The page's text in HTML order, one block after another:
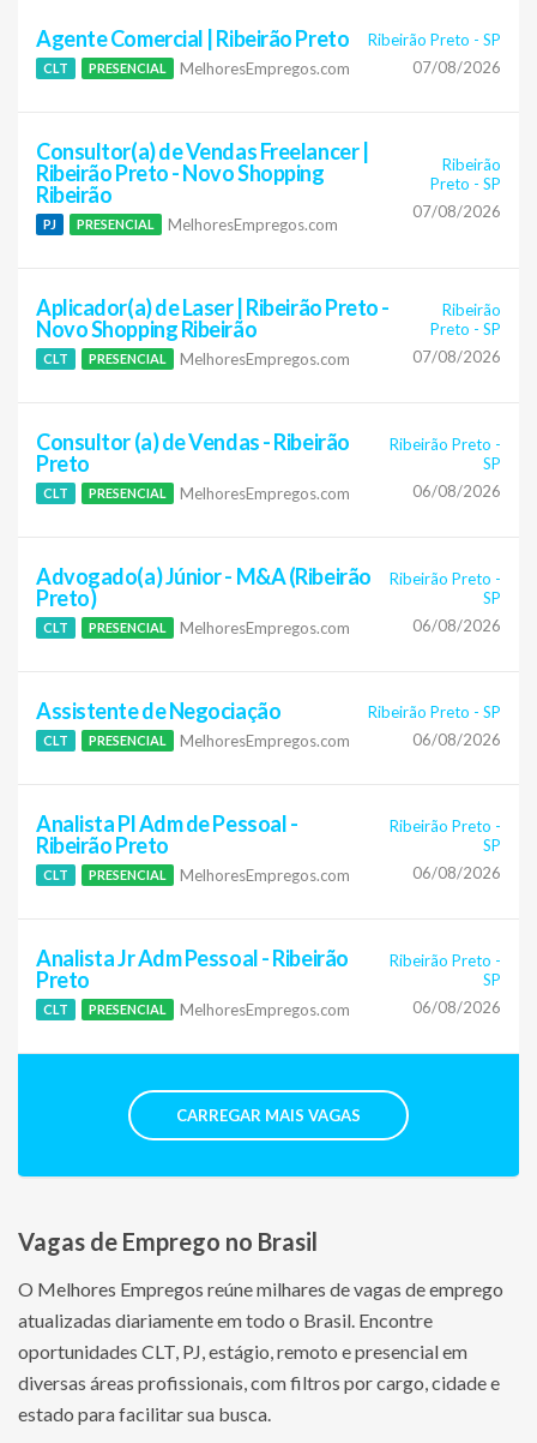
Agente Comercial | Ribeirão Preto
CLT PRESENCIAL MelhoresEmpregos.com
Ribeirão Preto - SP
07/08/2026
Consultor(a) de Vendas Freelancer |
Ribeirão Preto - Novo Shopping
Ribeirão
PJ PRESENCIAL MelhoresEmpregos.com
Ribeirão
Preto - SP
07/08/2026
Aplicador(a) de Laser | Ribeirão Preto -
Novo Shopping Ribeirão
CLT PRESENCIAL MelhoresEmpregos.com
Ribeirão
Preto - SP
07/08/2026
Consultor (a) de Vendas - Ribeirão
Preto
CLT PRESENCIAL MelhoresEmpregos.com
Ribeirão Preto -
SP
06/08/2026
Advogado(a) Júnior - M&A (Ribeirão
Preto)
CLT PRESENCIAL MelhoresEmpregos.com
Ribeirão Preto -
SP
06/08/2026
Assistente de Negociação
CLT PRESENCIAL MelhoresEmpregos.com
Ribeirão Preto - SP
06/08/2026
Analista Pl Adm de Pessoal -
Ribeirão Preto
CLT PRESENCIAL MelhoresEmpregos.com
Ribeirão Preto -
SP
06/08/2026
Analista Jr Adm Pessoal - Ribeirão
Preto
CLT PRESENCIAL MelhoresEmpregos.com
Ribeirão Preto -
SP
06/08/2026
CARREGAR MAIS VAGAS
Vagas de Emprego no Brasil
O Melhores Empregos reúne milhares de vagas de emprego
atualizadas diariamente em todo o Brasil. Encontre
oportunidades CLT, PJ, estágio, remoto e presencial em
diversas áreas profissionais, com filtros por cargo, cidade e
estado para facilitar sua busca.